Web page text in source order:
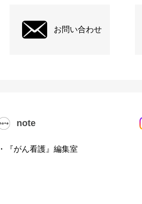
お問い合わせ
note
・『がん看護』編集室